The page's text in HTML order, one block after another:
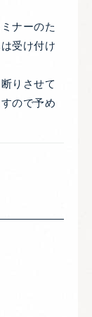
ナーのた
受け付け
りさせて
ので予め